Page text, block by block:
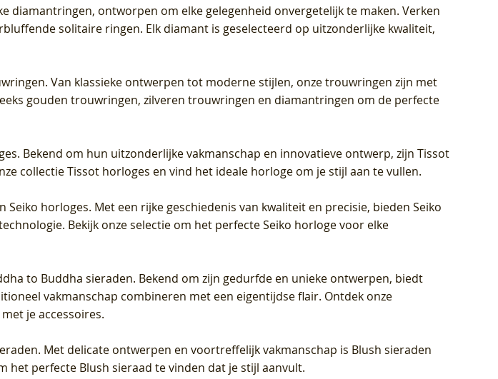
diamantringen, ontworpen om elke gelegenheid onvergetelijk te maken. Verken
solitaire ringen. Elk diamant is geselecteerd op uitzonderlijke kwaliteit,
Van klassieke ontwerpen tot moderne stijlen, onze trouwringen zijn met
gouden trouwringen, zilveren trouwringen en diamantringen om de perfecte
Bekend om hun uitzonderlijke vakmanschap en innovatieve ontwerp, zijn Tissot
collectie Tissot horloges en vind het ideale horloge om je stijl aan te vullen.
horloges. Met een rijke geschiedenis van kwaliteit en precisie, bieden Seiko
Bekijk onze selectie om het perfecte Seiko horloge voor elke
to Buddha sieraden. Bekend om zijn gedurfde en unieke ontwerpen, biedt
vakmanschap combineren met een eigentijdse flair. Ontdek onze
je accessoires.
Met delicate ontwerpen en voortreffelijk vakmanschap is Blush sieraden
perfecte Blush sieraad te vinden dat je stijl aanvult.